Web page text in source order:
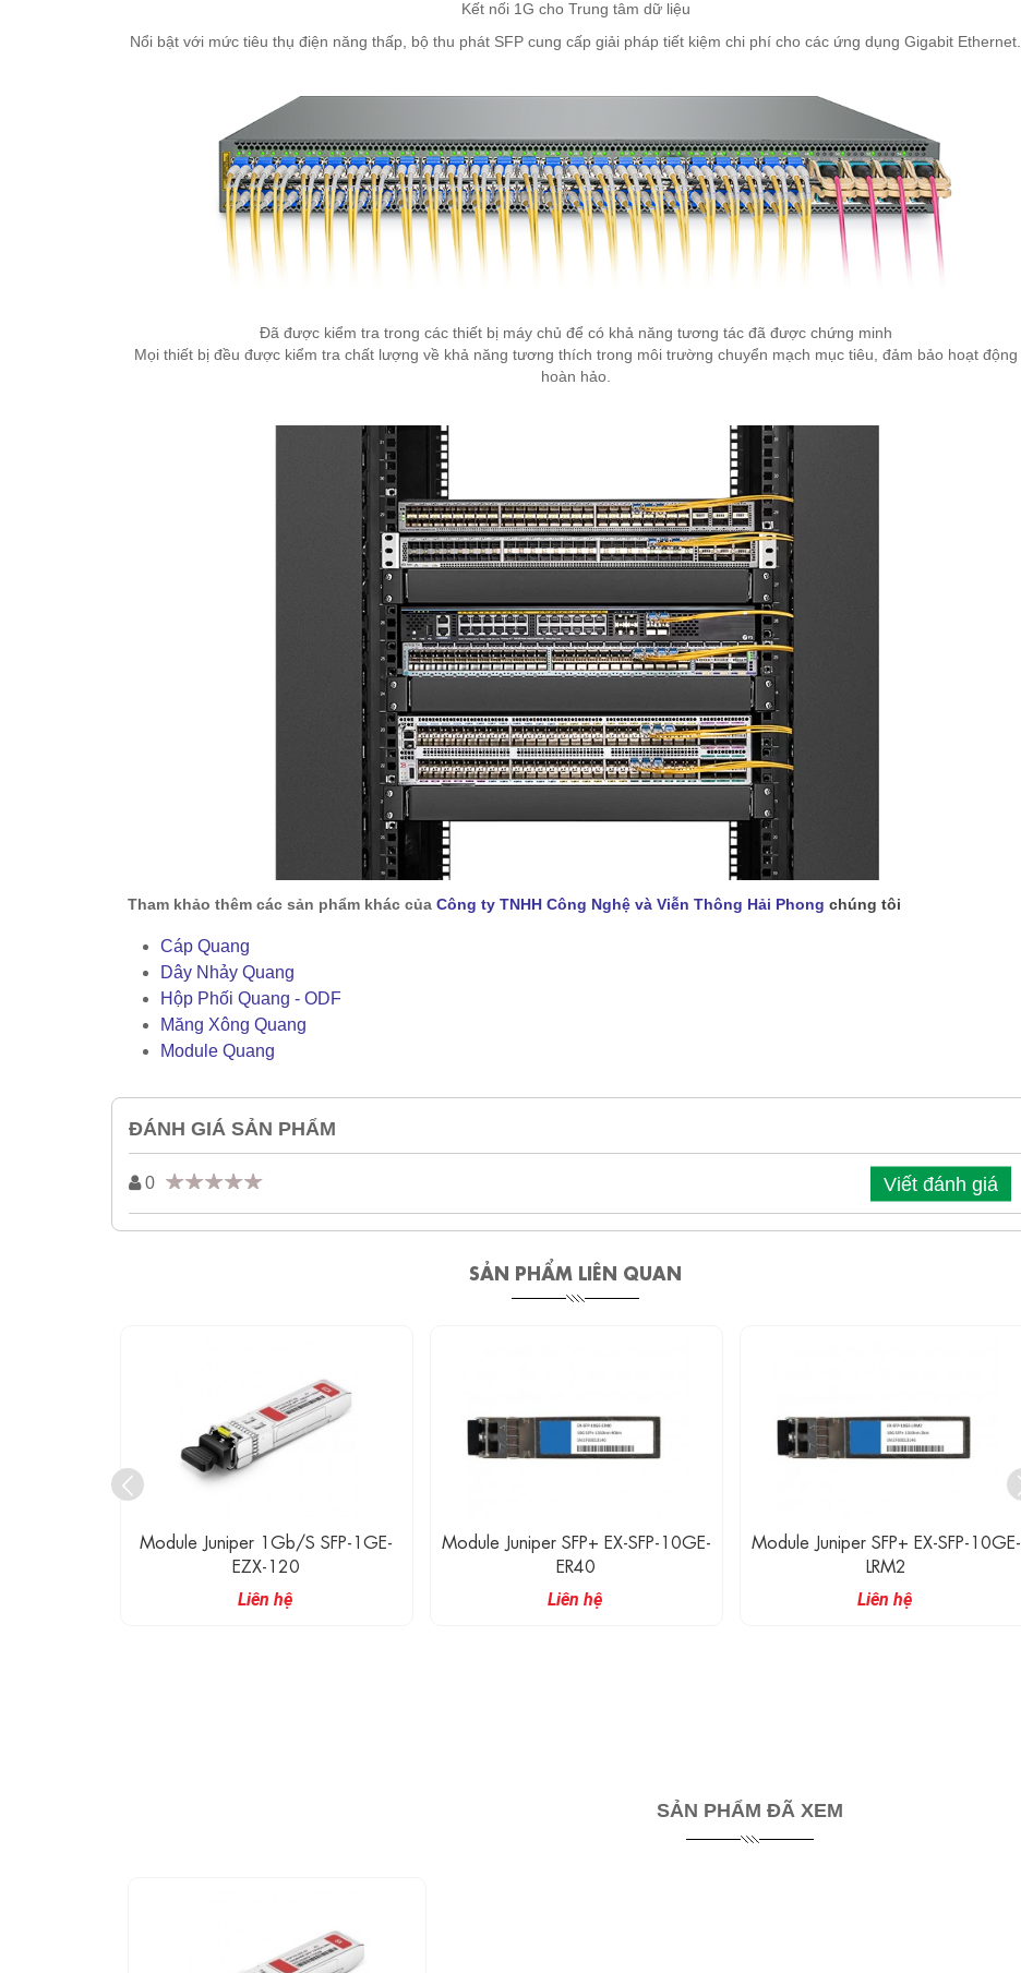
Kết nối 1G cho Trung tâm dữ liệu
Nổi bật với mức tiêu thụ điện năng thấp, bộ thu phát SFP cung cấp giải pháp tiết kiệm chi phí cho các ứng dụng Gigabit Ethernet.
Đã được kiểm tra trong các thiết bị máy chủ để có khả năng tương tác đã được chứng minh
Mọi thiết bị đều được kiểm tra chất lượng về khả năng tương thích trong môi trường chuyển mạch mục tiêu, đảm bảo hoạt động
hoàn hảo.
Tham khảo thêm các sản phẩm khác của Công ty TNHH Công Nghệ và Viễn Thông Hải Phong chúng tôi
Cáp Quang
Dây Nhảy Quang
Hộp Phối Quang - ODF
Măng Xông Quang
Module Quang
ĐÁNH GIÁ SẢN PHẨM
0 Viết đánh giá
SẢN PHẨM LIÊN QUAN
Module Juniper 1Gb/s SFP-1GE-
EZX-120
Liên hệ
Module Juniper SFP+ EX-SFP-10GE-
ER40
Liên hệ
Module Juniper SFP+ EX-SFP-10GE-
LRM2
Liên hệ
SẢN PHẨM ĐÃ XEM